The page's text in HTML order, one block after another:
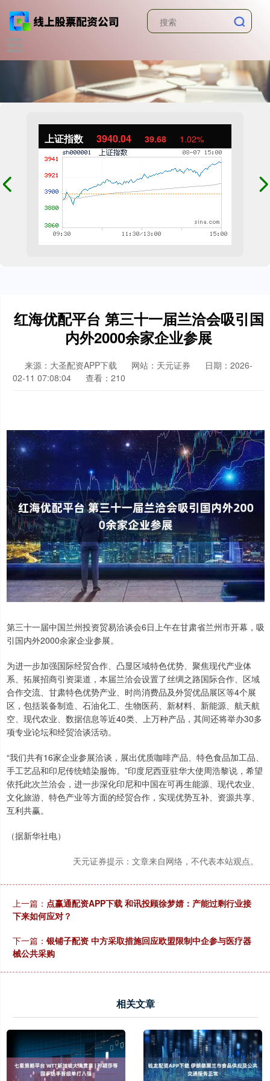
上证指数 3940.04 39.68 1.02%
红海优配平台 第三十一届兰洽会吸引国
内外2000余家企业参展
来源：大圣配资APP下载 网站：天元证券
日期：2026-
02-11 07:08:04
查看：210
第三十一届中国兰州投资贸易洽谈会6日上午在甘肃省兰州市开幕，吸
引国内外2000余家企业参展。
为进一步加强国际经贸合作、凸显区域特色优势、聚焦现代产业体
系、拓展招商引资渠道，本届兰洽会设置了丝绸之路国际合作、区域
合作交流、甘肃特色优势产业、时尚消费品及外贸优品展区等4个展
区，包括装备制造、石油化工、生物医药、新材料、新能源、航天航
空、现代农业、数据信息等近40类、上万种产品，其间还将举办30多
项专业论坛和经贸洽谈活动。
“我们共有16家企业参展洽谈，展出优质咖啡产品、特色食品加工品、
手工艺品和印尼传统蜡染服饰。”印度尼西亚驻华大使周浩黎说，希望
依托此次兰洽会，进一步深化印尼和中国在可再生能源、现代农业、
文化旅游、特色产业等方面的经贸合作，实现优势互补、资源共享、
互利共赢。
（据新华社电）
天元证券提示：文章来自网络，不代表本站观点。
上一篇： 点赢通配资APP下载 和讯投顾徐梦婧：产能过剩行业接
下来如何应对？
下一篇： 银铺子配资 中方采取措施回应欧盟限制中企参与医疗器
械公共采购
相关文章